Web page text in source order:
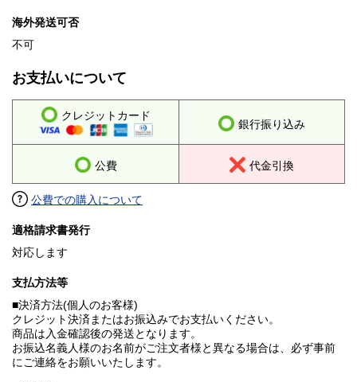
海外発送可否
不可
お支払いについて
クレジットカード
銀行振り込み
公費 代金引換
公費での購入について
適格請求書発行
対応します
支払方法等
■決済方法(個人のお客様)
クレジット決済またはお振込みでお支払いください。
商品は入金確認後の発送となります。
お振込名義人様のお名前がご注文者様と異なる場合は、必ず事前
にご連絡をお願いいたします。